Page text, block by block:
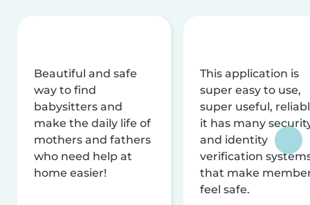
Beautiful and safe
way to find
babysitters and
make the daily life of
mothers and fathers
who need help at
home easier!
This application is
super easy to use,
super useful,
it has many
and identity
verification
that make
feel safe.